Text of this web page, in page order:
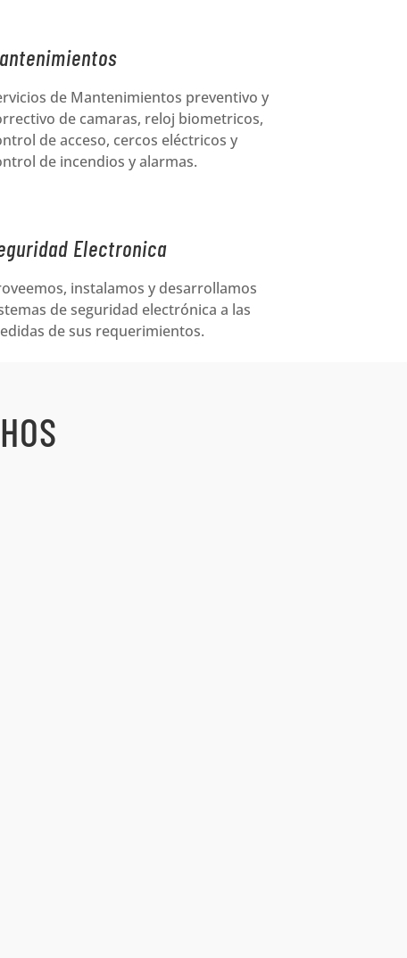
de Mantenimientos preventivo y
de camaras, reloj biometricos,
de acceso, cercos eléctricos y
de incendios y alarmas.
Electronica
instalamos y desarrollamos
de seguridad electrónica a las
de sus requerimientos.